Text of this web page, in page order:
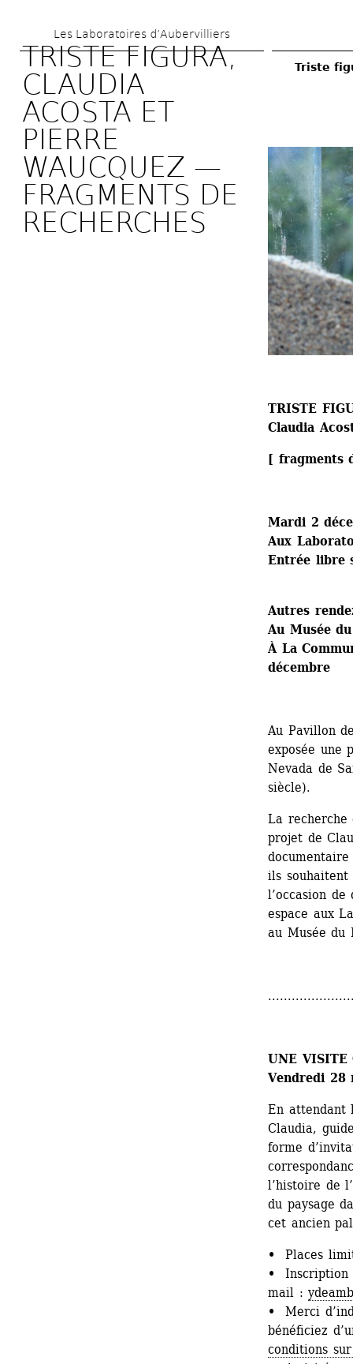
to
main
content
Les Laboratoires d’Aubervilliers
TRISTE FIGURA,
CLAUDIA
ACOSTA ET
PIERRE
WAUCQUEZ —
FRAGMENTS DE
RECHERCHES
Triste
TRISTE
Claudia
[ fragments
Mardi 2
Aux
Entrée libre
Autres
Au Musée
À La
décembre
Au Pavillon
exposée une
Nevada de
siècle).
La recherche
projet de
ils
l’occasion
espace aux
au Musée du
UNE VISITE
Vendredi 28
En attendant
Claudia,
forme
l’histoire de
du paysage
cet ancien
•
Places
• Inscription
mail :
• Merci
bénéficiez
conditions